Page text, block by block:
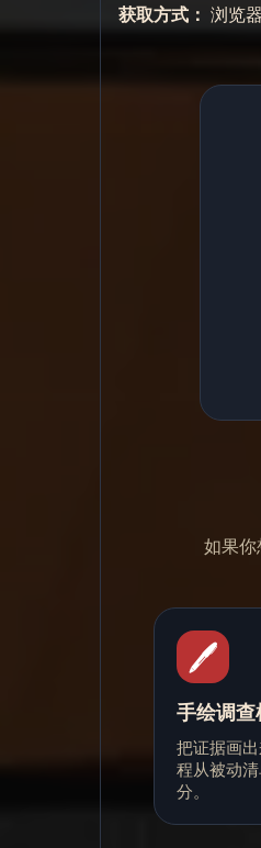
获取方式： 浏览
如果你
🖊️
手绘调
把证据画
程从被动
分。